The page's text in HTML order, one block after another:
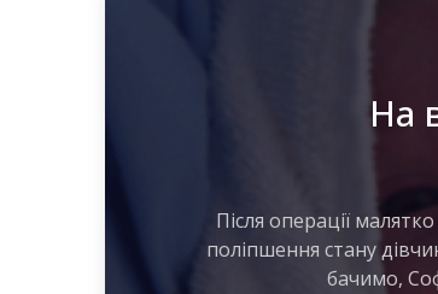
На
Після операції
поліпшення стану
бачимо,